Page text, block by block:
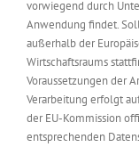
vorwiegend durch
Anwendung findet.
außerhalb der
Wirtschaftsraums
Voraussetzungen der
Verarbeitung erfolgt
der EU-Kommission
entsprechenden